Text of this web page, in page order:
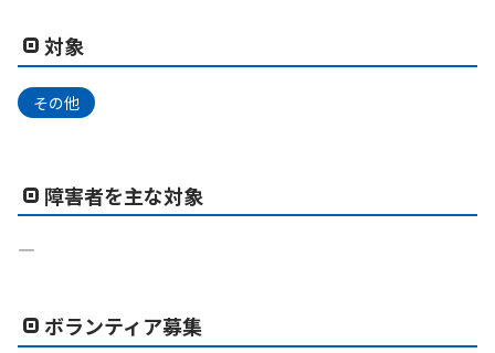
対象
その他
障害者を主な対象
―
ボランティア募集